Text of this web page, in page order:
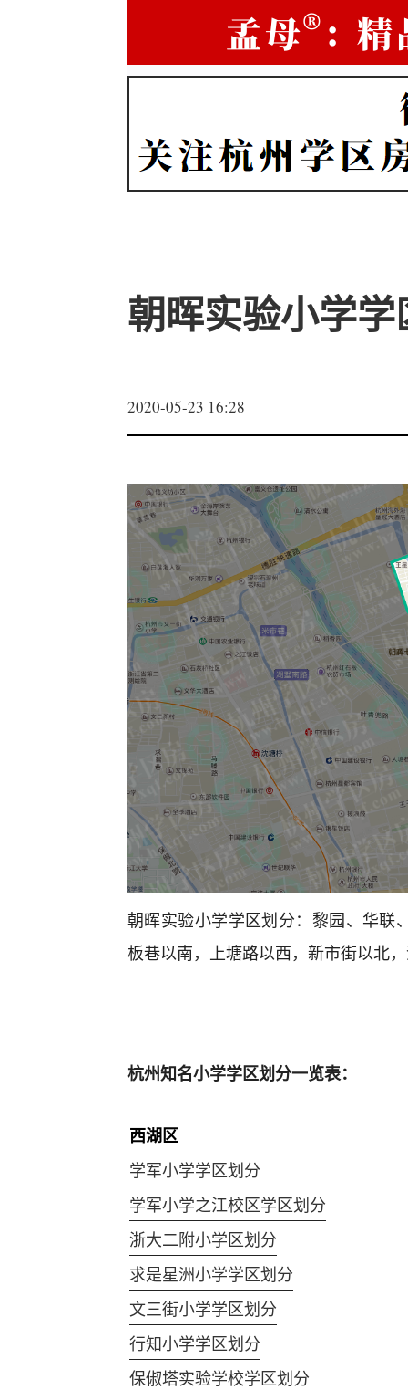
朝晖实验小学学
2020-05-23 16:28
朝晖实验小学学区划分：黎园、华联
板巷以南，上塘路以西，新市街以北
杭州知名小学学区划分一览表：
西湖区
学军小学学区划分
学军小学之江校区学区划分
浙大二附小学区划分
求是星洲小学学区划分
文三街小学学区划分
行知小学学区划分
保俶塔实验学校学区划分